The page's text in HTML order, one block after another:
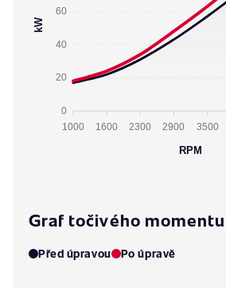
60
40
20
0
kW
1000 1600 2300 2900 3500
RPM
Graf točivého momentu
Před úpravou Po úpravě